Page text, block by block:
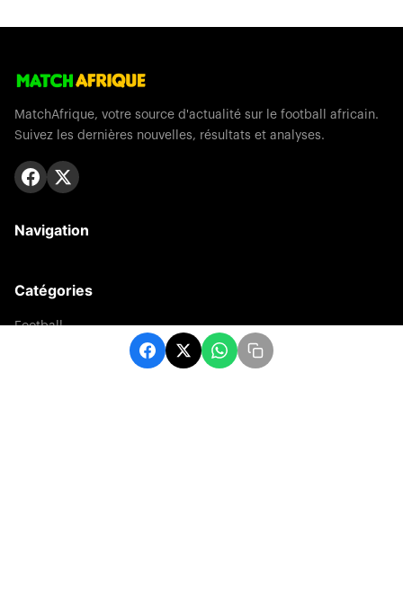
MatchAfrique, votre source d'actualité sur le football africain.
Suivez les dernières nouvelles, résultats et analyses.
Navigation
Catégories
Football